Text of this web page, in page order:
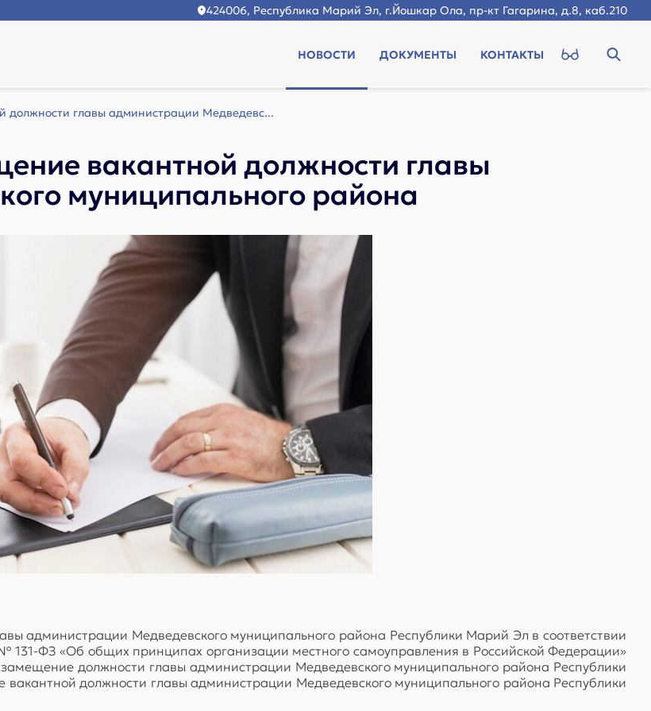
424006, Республика Марий Эл, г.Йошкар Ола, пр-кт Гагарина, д.8, каб.210
НОВОСТИ ДОКУМЕНТЫ КОНТАКТЫ
главы администрации Медведевс...
вакантной должности главы
муниципального района
администрации Медведевского муниципального района Республики Марий Эл в соответствии
131-ФЗ «Об общих принципах организации местного самоуправления в Российской Федерации»
должности главы администрации Медведевского муниципального района Республики
должности главы администрации Медведевского муниципального района Республики